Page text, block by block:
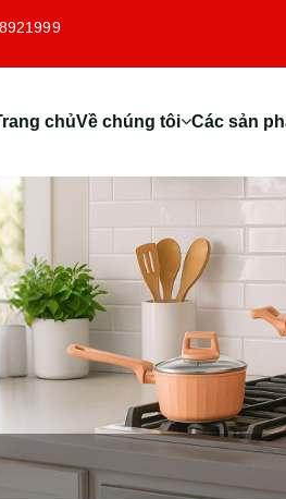
chủVề chúng tôi Các sản